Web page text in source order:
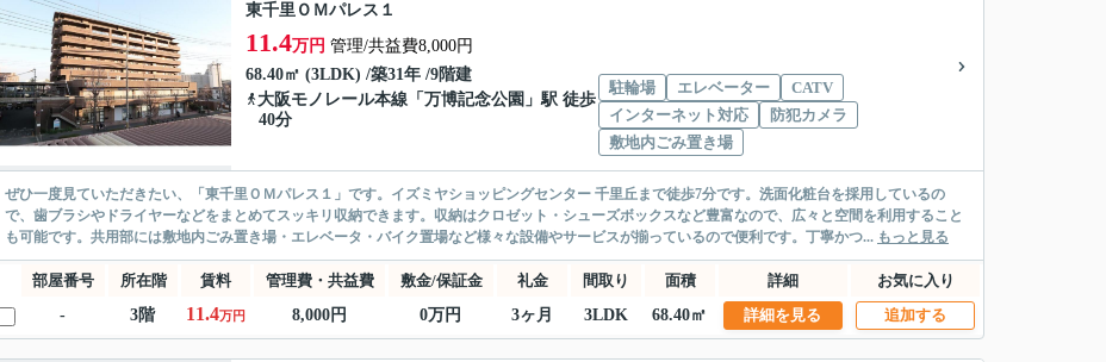
東千里ＯＭパレス１
11.4万円 管理/共益費8,000円
68.40㎡ (3LDK) /築31年 /9階建
大阪モノレール本線 「 万博記念公園 」駅 徒歩
40分
駐輪場 エレベーター
CATV
インターネット対応
防犯カメラ
敷地内ごみ置き場
ぜひ一度見ていただきたい、「東千里ＯＭパレス１」です。イズミヤショッピングセンター 千里丘まで徒歩7分です。洗面化粧台を採用しているの
で、歯ブラシやドライヤーなどをまとめてスッキリ収納できます。収納はクロゼット・シューズボックスなど豊富なので、広々と空間を利用すること
も可能です。共用部には敷地内ごみ置き場・エレベータ・バイク置場など様々な設備やサービスが揃っているので便利です。丁寧かつ... もっと見る
部屋番号 所在階 賃料 管理費・共益費 敷金/保証金 礼金 間取り 面積 詳細
お気に入り
-
3階 11.4万円 8,000円 0万円 3ヶ月 3LDK 68.40㎡ 詳細を見る 追加する